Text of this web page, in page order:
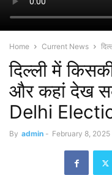
Home Current News
दिल्ली में
और कहां देख
Delhi
By admin - February 8, 2025